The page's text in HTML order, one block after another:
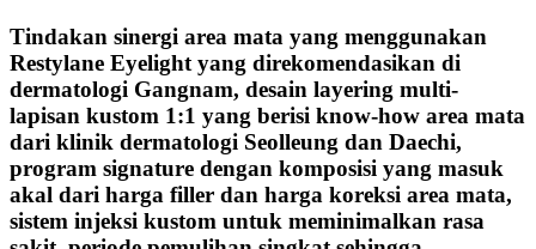
Tindakan sinergi area mata yang menggunakan
Restylane Eyelight yang direkomendasikan di
dermatologi Gangnam, desain layering multi-
lapisan kustom 1:1 yang berisi know-how area mata
dari klinik dermatologi Seolleung dan Daechi,
program signature dengan komposisi yang masuk
akal dari harga filler dan harga koreksi area mata,
sistem injeksi kustom untuk meminimalkan rasa